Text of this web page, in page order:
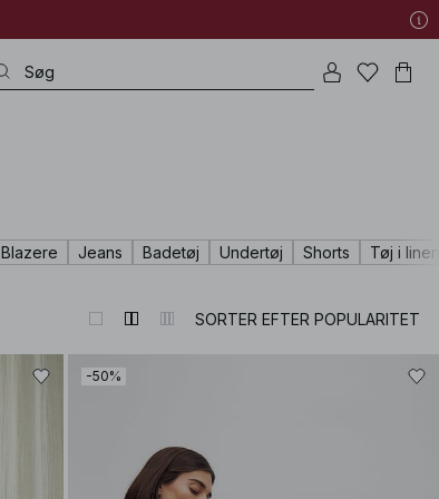
Blazere Jeans Badetøj Undertøj Shorts Tøj i linen
SORTER EFTER POPULARITET
-50%